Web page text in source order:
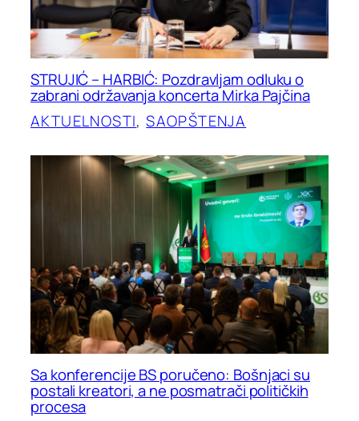
STRUJIĆ – HARBIĆ: Pozdravljam odluku o
zabrani održavanja koncerta Mirka Pajčina
AKTUELNOSTI, SAOPŠTENJA
Sa konferencije BS poručeno: Bošnjaci su
postali kreatori, a ne posmatrači političkih
procesa